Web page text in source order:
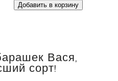
Добавить в корзину
Вася,
сорт!